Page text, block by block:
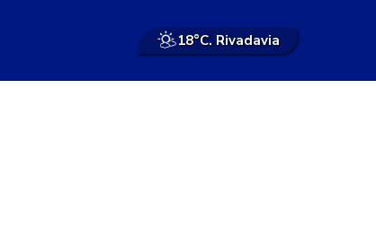
18°C. Rivadavia